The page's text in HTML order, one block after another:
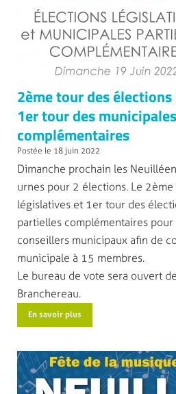
2ème tour des
1er tour des
complémentaires
Postée le 18 juin 2022
Dimanche prochain les
urnes pour 2 élections. Le
législatives et 1er tour des
partielles complémentaires
conseillers municipaux afin de
municipale à 15 membres.
Le bureau de vote sera ouvert
Branchereau.
En savoir plus